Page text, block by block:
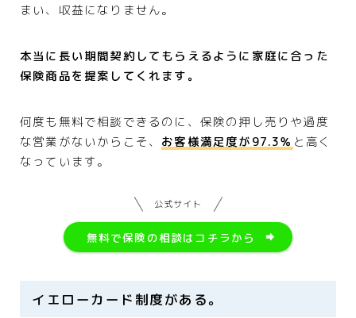
まい、収益になりません。
本当に長い期間契約してもらえるように家庭に合った
保険商品を提案してくれます。
何度も無料で相談できるのに、保険の押し売りや過度
な営業がないからこそ、 お客様満足度が97.3％ と高く
なっています。
公式サイト
無料で保険の相談はコチラから
イエローカード制度がある。